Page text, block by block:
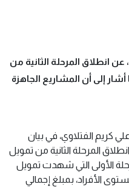
عن انطلاق المرحلة الثانية من
إلى أن المشاريع الجاهزة
كريم الفتلاوي، في بيان
انطلاق المرحلة الثانية من تمويل
الأولى التي شهدت تمويل
مستوى الأفراد، بمبلغ إجمالي